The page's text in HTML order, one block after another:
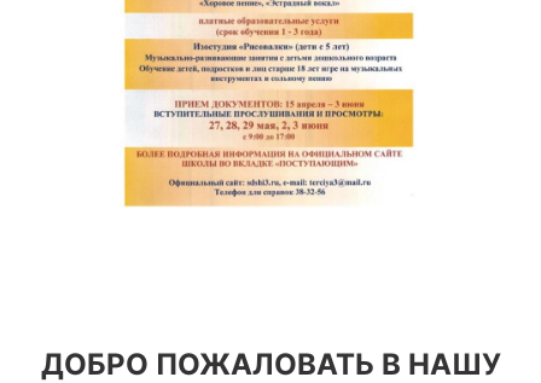
ДОБРО ПОЖАЛОВАТЬ В НАШУ